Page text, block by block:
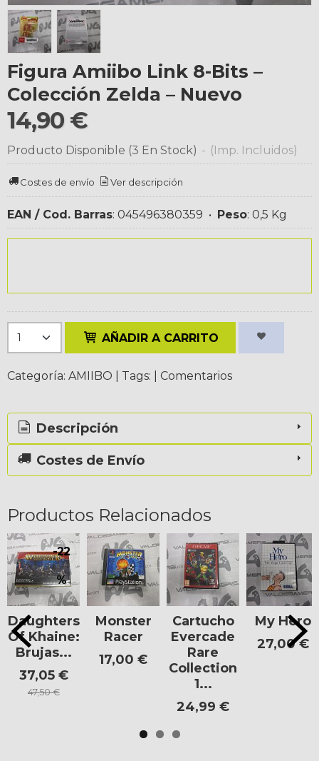
Figura Amiibo Link 8-Bits –
Colección Zelda – Nuevo
14,90 €
Producto Disponible (3 En Stock) - (Imp. Incluidos)
Costes de envío Ver descripción
EAN / Cod. Barras: 045496380359 • Peso: 0,5 Kg
AÑADIR A CARRITO
Categoría: AMIIBO Tags: Comentarios
Descripción
Costes de Envío
Productos Relacionados
-22
%
Daughters
Of Khaine:
Brujas...
37,05 €
47,50 €
Monster
Racer
17,00 €
Cartucho
Evercade
Rare
Collection
1...
24,99 €
My Hero
27,00 €